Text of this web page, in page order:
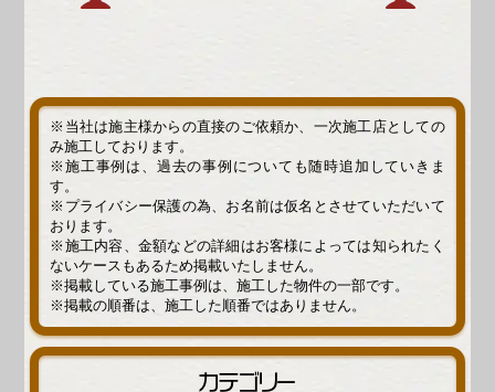
※当社は施主様からの直接のご依頼か、一次施工店としての
み施工しております。
※施工事例は、過去の事例についても随時追加していきま
す。
※プライバシー保護の為、お名前は仮名とさせていただいて
おります。
※施工内容、金額などの詳細はお客様によっては知られたく
ないケースもあるため掲載いたしません。
※掲載している施工事例は、施工した物件の一部です。
※掲載の順番は、施工した順番ではありません。
カテゴリー